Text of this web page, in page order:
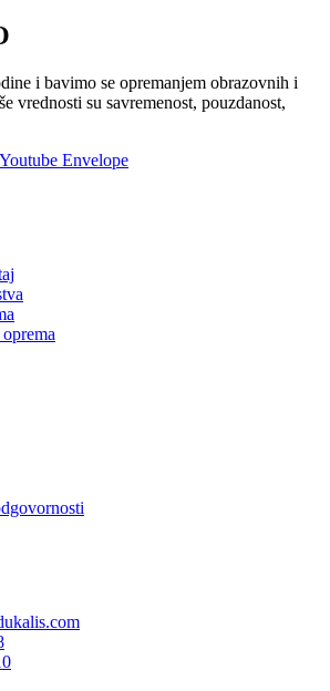
i bavimo se opremanjem obrazovnih i
vrednosti su savremenost, pouzdanost,
Youtube Envelope